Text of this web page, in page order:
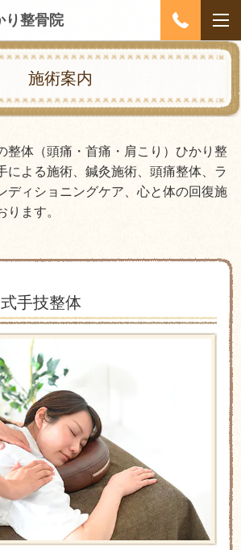
り整骨院
施術案内
整体（頭痛・首痛・肩こり）ひかり整
による施術、鍼灸施術、頭痛整体、ラ
ディショニングケア、心と体の回復施
ります。
手技整体